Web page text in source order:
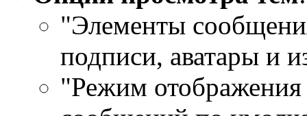
"Элементы
подписи, аватары и
"Режим